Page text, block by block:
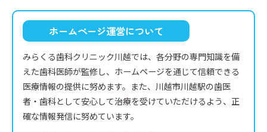
ホームページ運営について
みらくる歯科クリニック川越では、各分野の専門知識を備
えた歯科医師が監修し、ホームページを通じて信頼できる
医療情報の提供に努めます。また、川越市川越駅の歯医
者・歯科として安心して治療を受けていただけるよう、正
確な情報発信に努めています。